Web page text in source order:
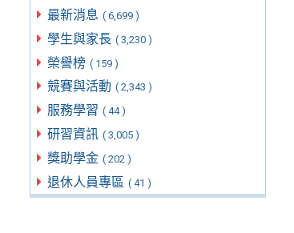
最新消息 ( 6,699 )
學生與家長 ( 3,230 )
榮譽榜 ( 159 )
競賽與活動 ( 2,343 )
服務學習 ( 44 )
研習資訊 ( 3,005 )
獎助學金 ( 202 )
退休人員專區 ( 41 )